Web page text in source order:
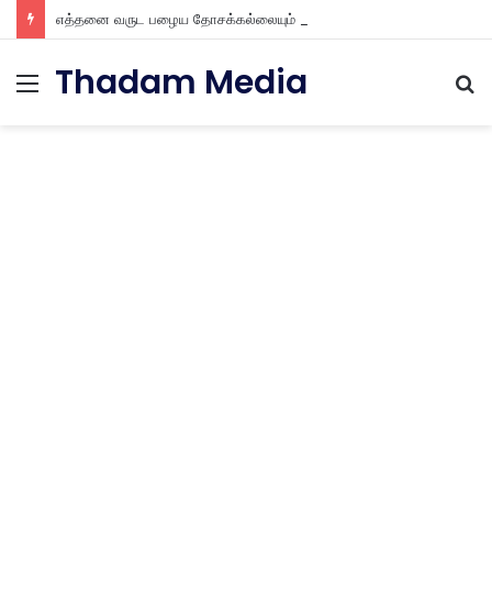
Menu
Thadam Media